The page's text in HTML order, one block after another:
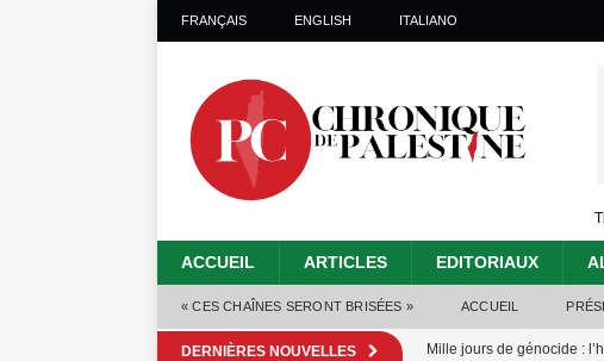
FRANÇAIS ENGLISH ITALIANO
ACCUEIL ARTICLES EDITORIAUX
« CES CHAÎNES SERONT BRISÉES » ACCUEIL
DERNIÈRES NOUVELLES Mille jours de génocide :